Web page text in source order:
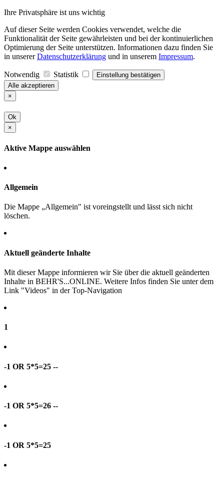
Ihre Privatsphäre ist uns wichtig
Auf dieser Seite werden Cookies verwendet, welche die
Funktionalität der Seite gewährleisten und bei der kontinuierlichen
Optimierung der Seite unterstützen. Informationen dazu finden Sie
in unsererDatenschutzerklärung und in unserem Impressum.
Notwendig Statistik
Einstellung bestätigen
Alle akzeptieren
×
Ok
×
Aktive Mappe auswählen
Allgemein
Die Mappe „Allgemein" ist voreingstellt und lässt sich nicht
löschen.
Aktuell geänderte Inhalte
Mit dieser Mappe informieren wir Sie über die aktuell geänderten
Inhalte in BEHR'S...ONLINE. Weitere Infos finden Sie unter dem
Link "Videos" in der Top-Navigation
1
-1 OR 5*5=25 --
-1 OR 5*5=26 --
-1 OR 5*5=25